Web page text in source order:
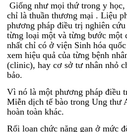
Giống như mọi thứ trong y
chỉ là thuần thương mại . Liệu
phương pháp điều trị nghiên
từng loại một và từng bước một
nhất chỉ có ở viện Sinh hóa
xem hiệu quả của từng bệnh
(clinic), hay cơ sở tư nhân nhỏ
bảo.
Vì nó là một phương pháp điều
Miễn dịch tế bào trong Ung thư
hoàn toàn khác.
Rối loạn chức năng gan ở mức